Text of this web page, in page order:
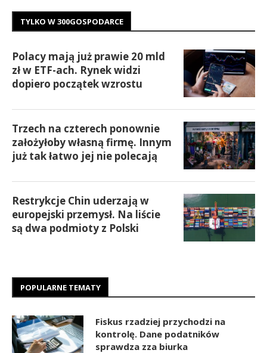
TYLKO W 300GOSPODARCE
Polacy mają już prawie 20 mld
zł w ETF-ach. Rynek widzi
dopiero początek wzrostu
Trzech na czterech ponownie
założyłoby własną firmę. Innym
już tak łatwo jej nie polecają
Restrykcje Chin uderzają w
europejski przemysł. Na liście
są dwa podmioty z Polski
POPULARNE TEMATY
Fiskus rzadziej przychodzi na
kontrolę. Dane podatników
sprawdza zza biurka